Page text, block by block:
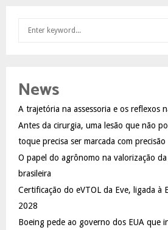
h
o
r
:
News
A trajetória na assessoria e os reflexos
Antes da cirurgia, uma lesão que não
toque precisa ser marcada com precisão
O papel do agrônomo na valorização
brasileira
Certificação do eVTOL da Eve, ligada à
2028
Boeing pede ao governo dos EUA que